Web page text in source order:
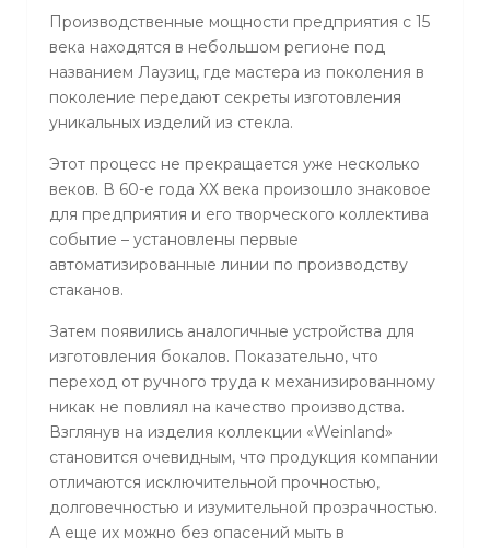
Производственные мощности предприятия с 15
века находятся в небольшом регионе под
названием Лаузиц, где мастера из поколения в
поколение передают секреты изготовления
уникальных изделий из стекла.
Этот процесс не прекращается уже несколько
веков. В 60-е года ХХ века произошло знаковое
для предприятия и его творческого коллектива
событие – установлены первые
автоматизированные линии по производству
стаканов.
Затем появились аналогичные устройства для
изготовления бокалов. Показательно, что
переход от ручного труда к механизированному
никак не повлиял на качество производства.
Взглянув на изделия коллекции «Weinland»
становится очевидным, что продукция компании
отличаются исключительной прочностью,
долговечностью и изумительной прозрачностью.
А еще их можно без опасений мыть в